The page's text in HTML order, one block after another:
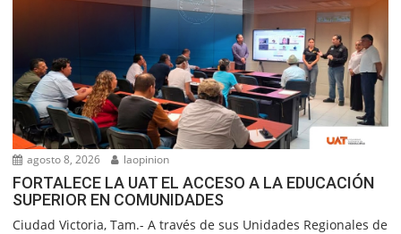
agosto 8, 2026 laopinion
FORTALECE LA UAT EL ACCESO A LA EDUCACIÓN
SUPERIOR EN COMUNIDADES
Ciudad Victoria, Tam.- A través de sus Unidades Regionales de